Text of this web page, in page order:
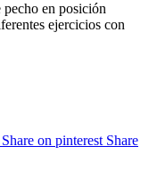
en posición
ejercicios con
Share on pinterest Share